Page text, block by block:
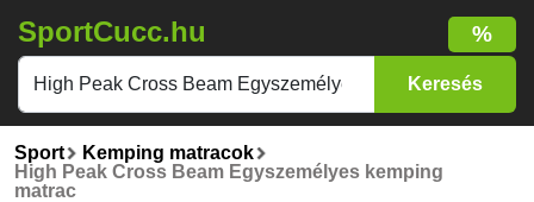
SportCucc.hu %
Sport
Kemping matracok
High Peak Cross Beam Egyszemélyes kemping
matrac